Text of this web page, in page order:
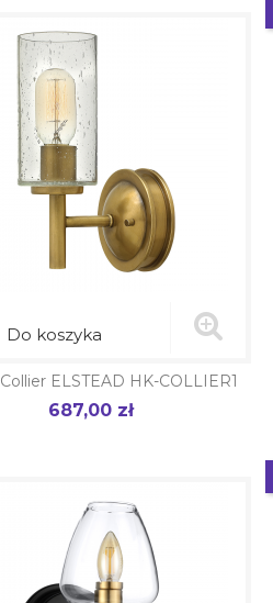
Do koszyka
ELSTEAD HK-COLLIER1
Cena
687,00 zł